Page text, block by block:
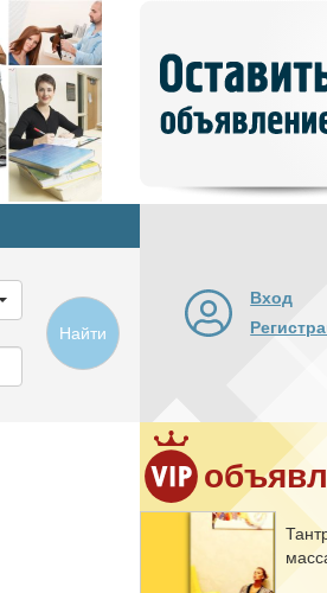
объявление
Найти
Вход